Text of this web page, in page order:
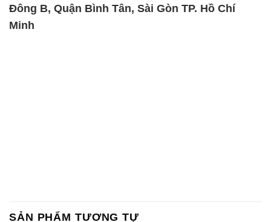
Đông B, Quận Bình Tân, Sài Gòn TP. Hồ Chí
Minh
SẢN PHẨM TƯƠNG TỰ